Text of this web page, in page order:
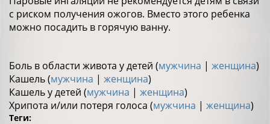
с риском получения ожогов. Вместо этого ребенка
можно посадить в горячую ванну.
Боль в области живота у детей (мужчина | женщина)
Кашель (мужчина | женщина)
Кашель у детей (мужчина | женщина)
Хрипота и/или потеря голоса (мужчина | женщина)
Теги: